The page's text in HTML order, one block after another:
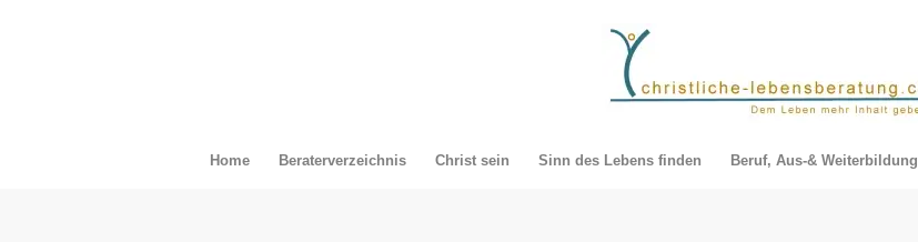
Home Beraterverzeichnis Christ sein Sinn des Lebens finden Beruf, Aus-& Weiterbildung